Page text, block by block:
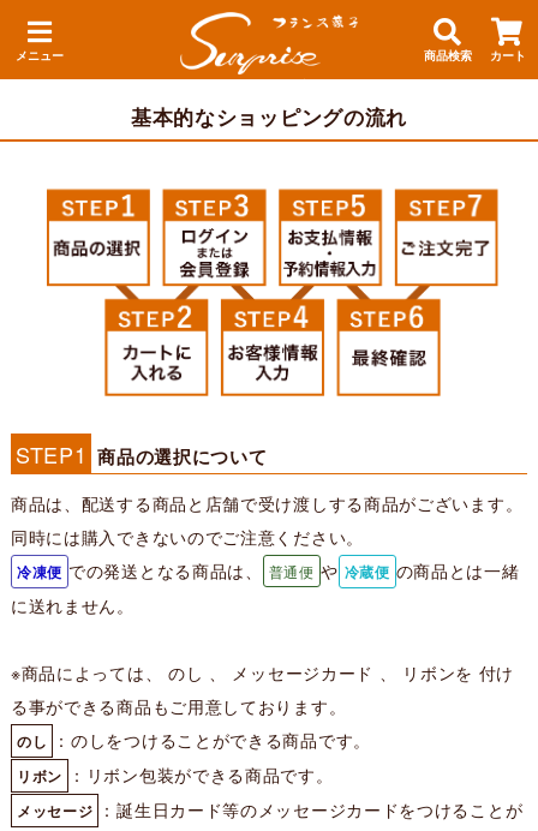
メニュー 商品検索 カート
基本的なショッピングの流れ
STEP1 商品の選択について
商品は、配送する商品と店舗で受け渡しする商品がございます。
同時には購入できないのでご注意ください。
冷凍便 での発送となる商品は、 普通便 や 冷蔵便 の商品とは一緒
に送れません。
※商品によっては、 のし 、 メッセージカード 、 リボンを 付け
る事ができる商品もご用意しております。
のし ：のしをつけることができる商品です。
リボン ：リボン包装ができる商品です。
メッセージ
：誕生日カード等のメッセージカードをつけることが